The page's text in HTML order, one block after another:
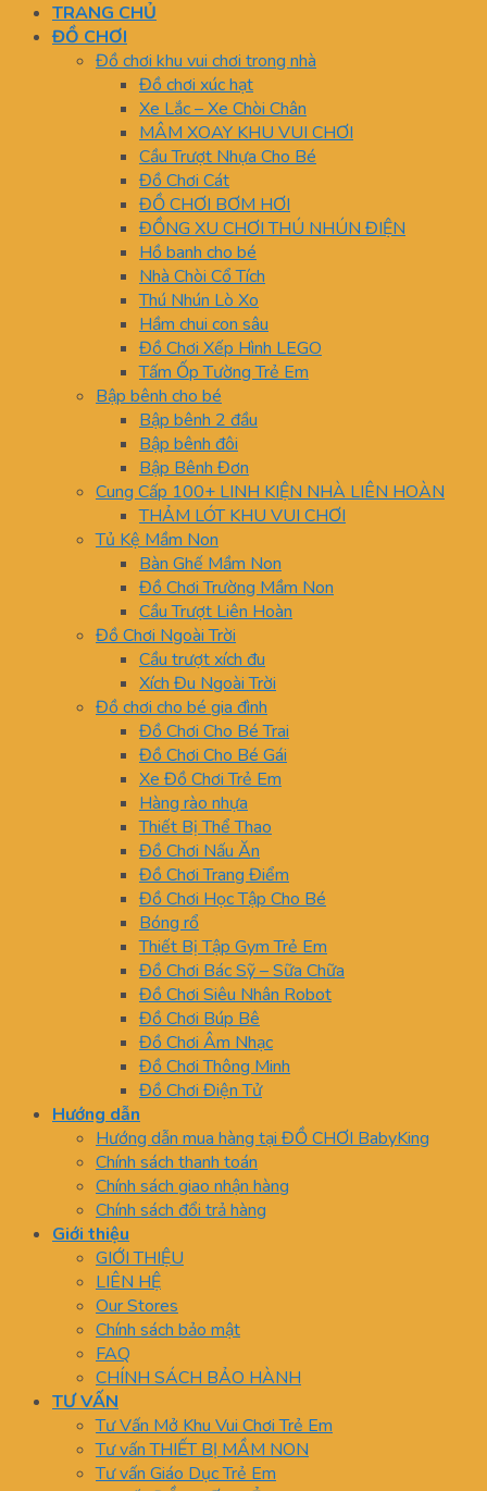
TRANG CHỦ
ĐỒ CHƠI
Đồ chơi khu vui chơi trong nhà
Đồ chơi xúc hạt
Xe Lắc – Xe Chòi Chân
MÂM XOAY KHU VUI CHƠI
Cầu Trượt Nhựa Cho Bé
Đồ Chơi Cát
ĐỒ CHƠI BƠM HƠI
ĐỒNG XU CHƠI THÚ NHÚN ĐIỆN
Hồ banh cho bé
Nhà Chòi Cổ Tích
Thú Nhún Lò Xo
Hầm chui con sâu
Đồ Chơi Xếp Hình LEGO
Tấm Ốp Tường Trẻ Em
Bập bênh cho bé
Bập bênh 2 đầu
Bập bênh đôi
Bập Bênh Đơn
Cung Cấp 100+ LINH KIỆN NHÀ LIÊN HOÀN
THẢM LÓT KHU VUI CHƠI
Tủ Kệ Mầm Non
Bàn Ghế Mầm Non
Đồ Chơi Trường Mầm Non
Cầu Trượt Liên Hoàn
Đồ Chơi Ngoài Trời
Cầu trượt xích đu
Xích Đu Ngoài Trời
Đồ chơi cho bé gia đình
Đồ Chơi Cho Bé Trai
Đồ Chơi Cho Bé Gái
Xe Đồ Chơi Trẻ Em
Hàng rào nhựa
Thiết Bị Thể Thao
Đồ Chơi Nấu Ăn
Đồ Chơi Trang Điểm
Đồ Chơi Học Tập Cho Bé
Bóng rổ
Thiết Bị Tập Gym Trẻ Em
Đồ Chơi Bác Sỹ – Sữa Chữa
Đồ Chơi Siêu Nhân Robot
Đồ Chơi Búp Bê
Đồ Chơi Âm Nhạc
Đồ Chơi Thông Minh
Đồ Chơi Điện Tử
Hướng dẫn
Hướng dẫn mua hàng tại ĐỒ CHƠI BabyKing
Chính sách thanh toán
Chính sách giao nhận hàng
Chính sách đổi trả hàng
Giới thiệu
GIỚI THIỆU
LIÊN HỆ
Our Stores
Chính sách bảo mật
FAQ
CHÍNH SÁCH BẢO HÀNH
TƯ VẤN
Tư Vấn Mở Khu Vui Chơi Trẻ Em
Tư vấn THIẾT BỊ MẦM NON
Tư vấn Giáo Dục Trẻ Em